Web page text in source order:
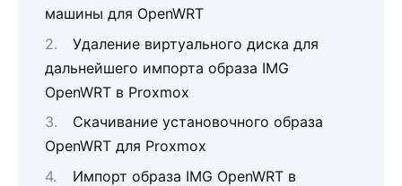
машины для OpenWRT
Удаление виртуального диска для
дальнейшего импорта образа IMG
OpenWRT в Proxmox
Скачивание установочного образа
OpenWRT для Proxmox
Импорт образа IMG OpenWRT в